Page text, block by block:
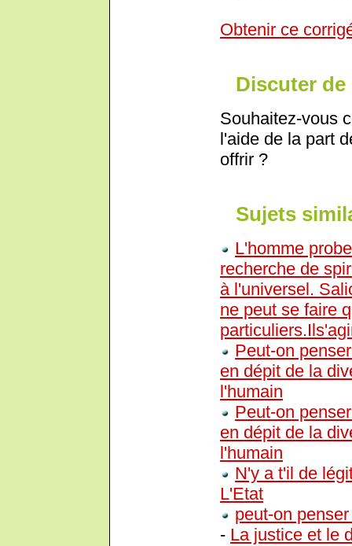
Obtenir ce
Discuter de
Souhaitez-vous
l'aide de la part
offrir ?
Sujets
L'homme
recherche de
à l'universel.
ne peut se faire
Peut-on
en dépit de la
l'humain
Peut-on
en dépit de la
l'humain
N'y a t'il de
L'Etat
peut-on
- La justice et le